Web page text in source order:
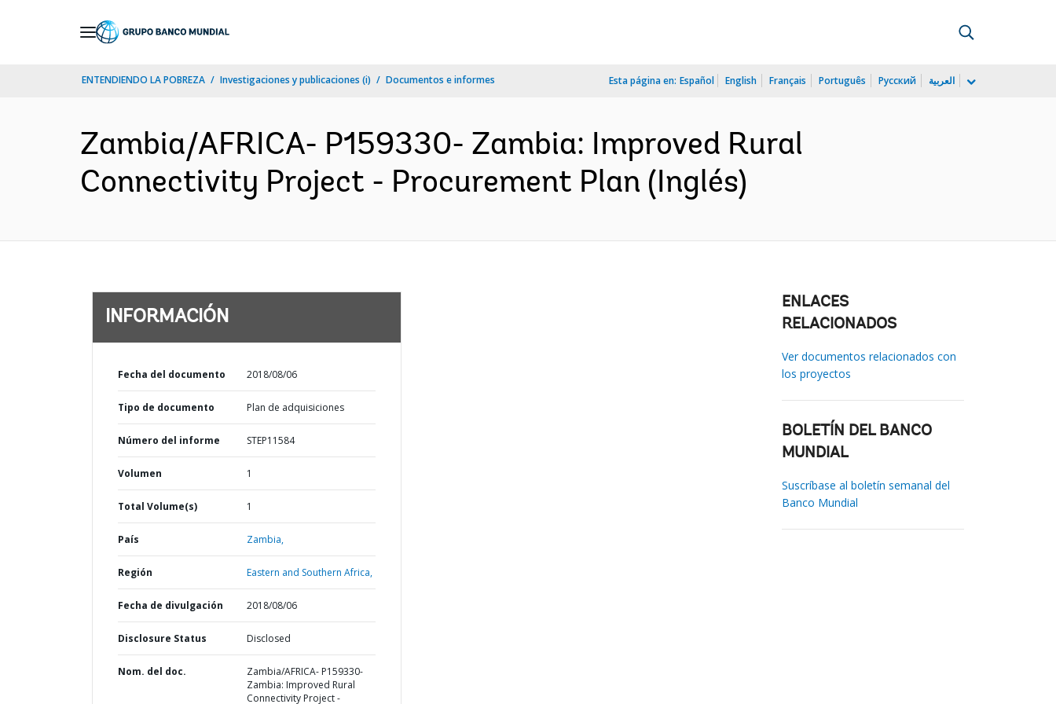
ENTENDIENDO LA POBREZA Investigaciones y publicaciones (i) Documentos e informes Esta página en: Español English Français Português Русский العربية
Zambia/AFRICA- P159330- Zambia: Improved Rural
Connectivity Project - Procurement Plan (Inglés)
INFORMACIÓN
Fecha del documento 2018/08/06
Tipo de documento Plan de adquisiciones
Número del informe STEP11584
Volumen 1
Total Volume(s) 1
País Zambia,
Región Eastern and Southern Africa,
Fecha de divulgación 2018/08/06
Disclosure Status Disclosed
Nom. del doc.
Zambia/AFRICA- P159330-
Zambia: Improved Rural
Connectivity Project -
ENLACES
RELACIONADOS
Ver documentos relacionados con
los proyectos
BOLETÍN DEL BANCO
MUNDIAL
Suscríbase al boletín semanal del
Banco Mundial